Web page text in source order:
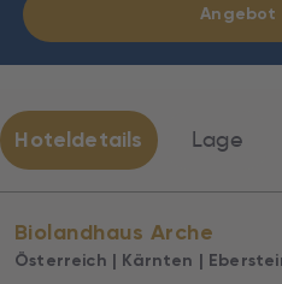
Angebot
Hoteldetails Lage
Biolandhaus Arche
Österreich | Kärnten |